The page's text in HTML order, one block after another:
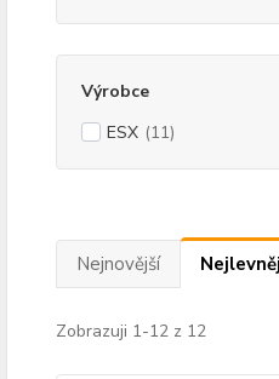
Výrobce
ESX (11)
Nejnovější
Zobrazuji 1-12 z 12